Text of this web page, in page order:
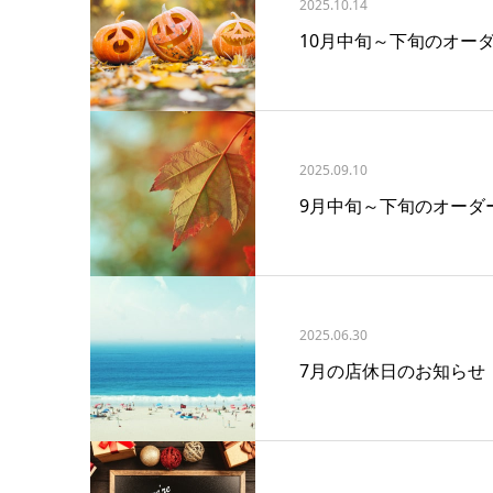
2025.10.14
10月中旬～下旬のオー
2025.09.10
9月中旬～下旬のオーダ
2025.06.30
7月の店休日のお知らせ